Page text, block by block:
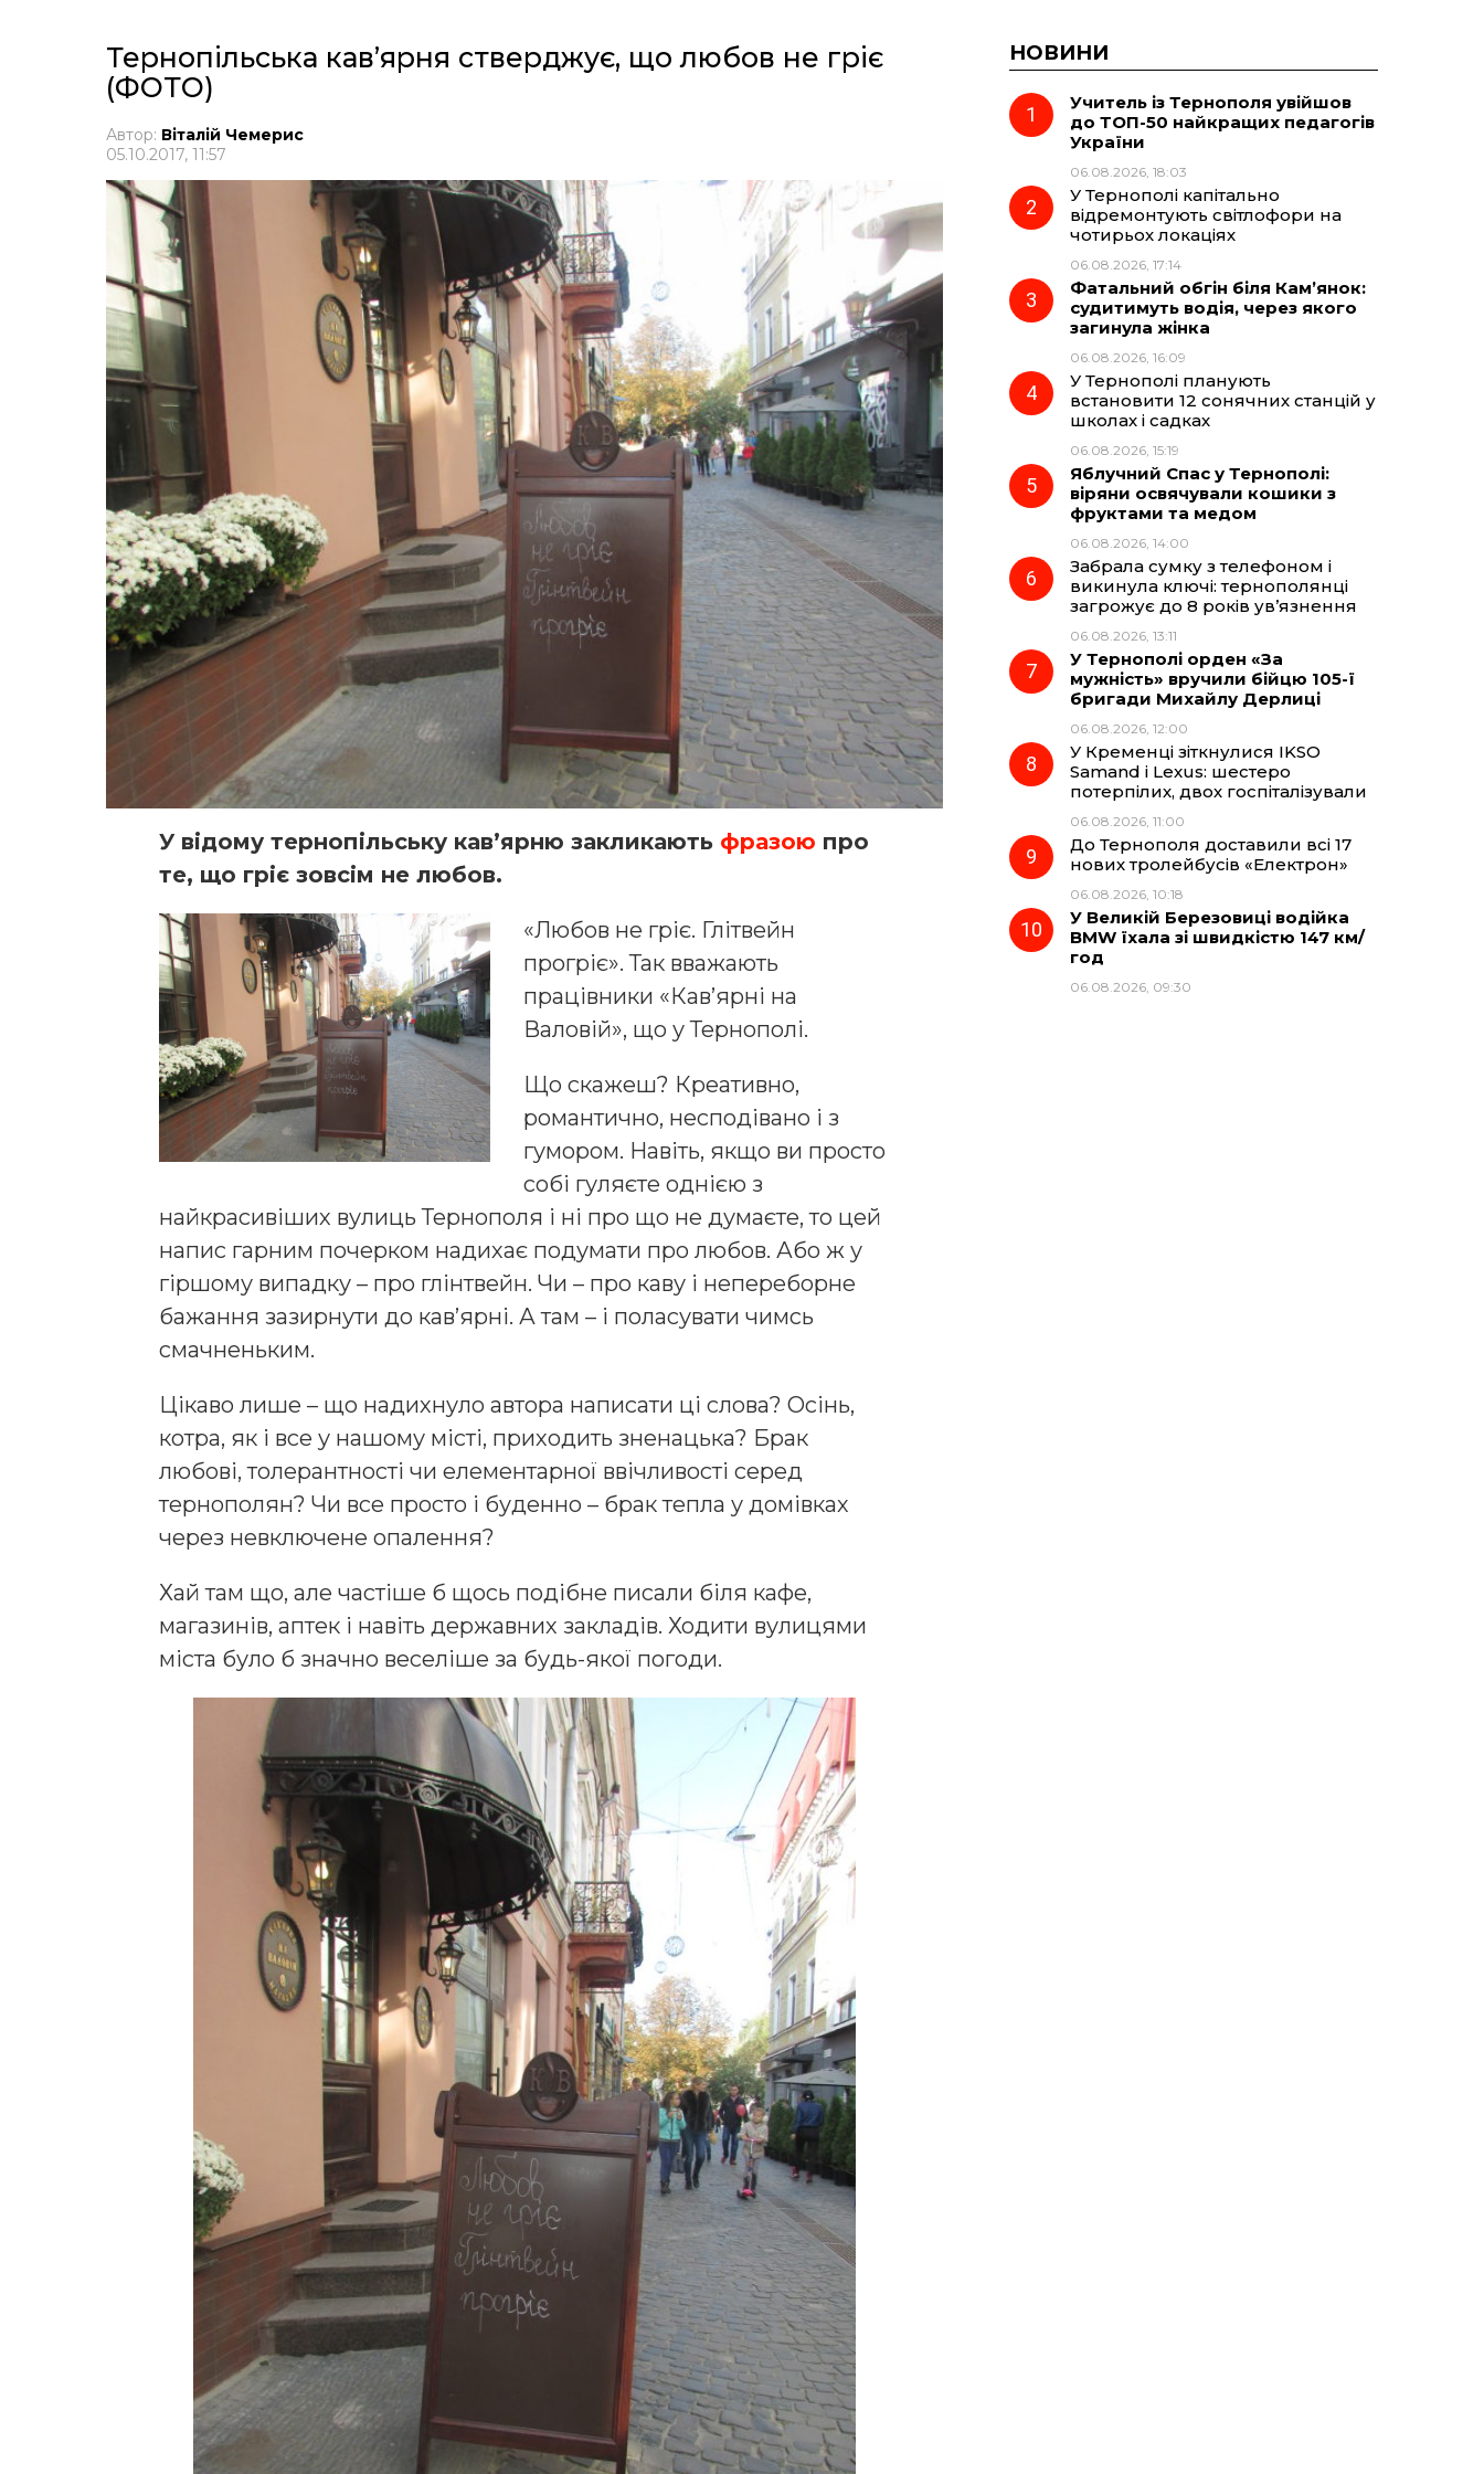
Тернопільська кав’ярня стверджує, що любов не гріє
(ФОТО)
Автор: Віталій Чемерис
05.10.2017, 11:57
У відому тернопільську кав’ярню закликають фразою про
те, що гріє зовсім не любов.
«Любов не гріє. Глітвейн
прогріє». Так вважають
працівники «Кав’ярні на
Валовій», що у Тернополі.
Що скажеш? Креативно,
романтично, несподівано і з
гумором. Навіть, якщо ви просто
собі гуляєте однією з
найкрасивіших вулиць Тернополя і ні про що не думаєте, то цей
напис гарним почерком надихає подумати про любов. Або ж у
гіршому випадку – про глінтвейн. Чи – про каву і непереборне
бажання зазирнути до кав’ярні. А там – і поласувати чимсь
смачненьким.
Цікаво лише – що надихнуло автора написати ці слова? Осінь,
котра, як і все у нашому місті, приходить зненацька? Брак
любові, толерантності чи елементарної ввічливості серед
тернополян? Чи все просто і буденно – брак тепла у домівках
через невключене опалення?
Хай там що, але частіше б щось подібне писали біля кафе,
магазинів, аптек і навіть державних закладів. Ходити вулицями
міста було б значно веселіше за будь-якої погоди.
НОВИНИ
Учитель із Тернополя увійшов
до ТОП-50 найкращих педагогів
України
06.08.2026, 18:03
У Тернополі капітально
відремонтують світлофори на
чотирьох локаціях
06.08.2026, 17:14
Фатальний обгін біля Кам’янок:
судитимуть водія, через якого
загинула жінка
06.08.2026, 16:09
У Тернополі планують
встановити 12 сонячних станцій у
школах і садках
06.08.2026, 15:19
Яблучний Спас у Тернополі:
віряни освячували кошики з
фруктами та медом
06.08.2026, 14:00
Забрала сумку з телефоном і
викинула ключі: тернополянці
загрожує до 8 років ув’язнення
06.08.2026, 13:11
У Тернополі орден «За
мужність» вручили бійцю 105-ї
бригади Михайлу Дерлиці
06.08.2026, 12:00
У Кременці зіткнулися IKSO
Samand і Lexus: шестеро
потерпілих, двох госпіталізували
06.08.2026, 11:00
До Тернополя доставили всі 17
нових тролейбусів «Електрон»
06.08.2026, 10:18
У Великій Березовиці водійка
BMW їхала зі швидкістю 147 км/
год
06.08.2026, 09:30